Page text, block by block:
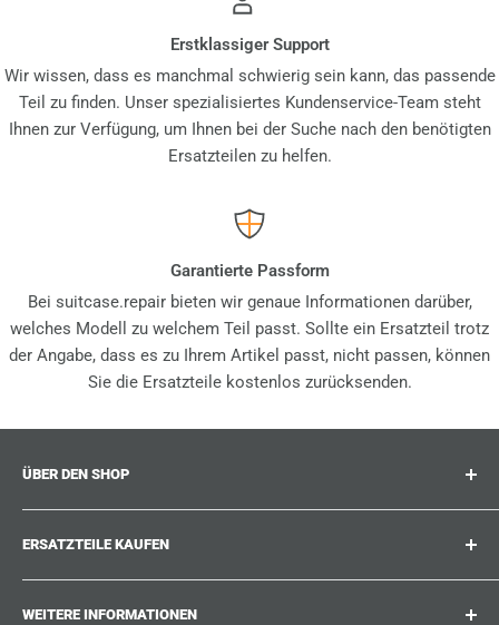
Erstklassiger Support
Wir wissen, dass es manchmal schwierig sein kann, das passende
Teil zu finden. Unser spezialisiertes Kundenservice-Team steht
Ihnen zur Verfügung, um Ihnen bei der Suche nach den benötigten
Ersatzteilen zu helfen.
Garantierte Passform
Bei suitcase.repair bieten wir genaue Informationen darüber,
welches Modell zu welchem Teil passt. Sollte ein Ersatzteil trotz
der Angabe, dass es zu Ihrem Artikel passt, nicht passen, können
Sie die Ersatzteile kostenlos zurücksenden.
ÜBER DEN SHOP
Zubehör und Upgrades für Ihre geliebten Koffer, Trolleys
und Taschen. Bei suitcase.repair können Sie sicher sein,
dass unsere Ersatzteile zu Ihrem Produkt passen und den
ERSATZTEILE KAUFEN
Wo kann ich meine Produktnummer finden?
WEITERE INFORMATIONEN